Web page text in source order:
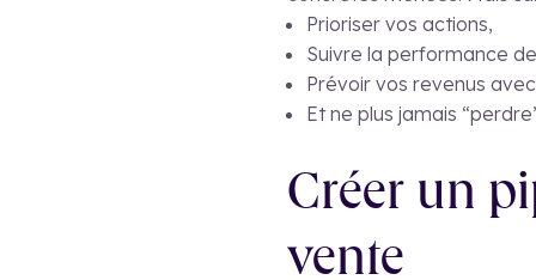
Prioriser vos actions,
Suivre la performance
Prévoir vos revenus
Et ne plus jamais
Créer un
vente